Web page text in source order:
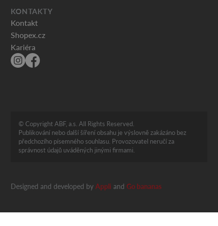
KONTAKTY
Kontakt
Shopex.cz
Kariéra
© Copyright ABF, a.s. All Rights Reserved.
Publikování nebo další šíření obsahu je výslovně zakázáno bez
předchozího písemného souhlasu. Provozovatel neručí za
správnost údajů uváděných jinými firmami.
Designed and developed byAppli andGo bananas